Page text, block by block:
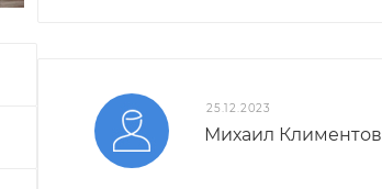
25.12.2023
Михаил Климентов